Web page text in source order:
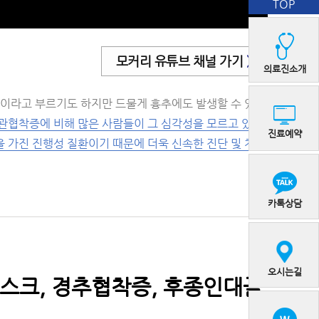
TOP
의료진소개
진료예약
카톡상담
오시는길
모커리 유튜브 채널 가기 >
고 부르기도 하지만 드물게 흉추에도 발생할 수 있습
착증에 비해 많은 사람들이 그 심각성을 모르고 있는
진 진행성 질환이기 때문에 더욱 신속한 진단 및 치료
크, 경추협착증, 후종인대골